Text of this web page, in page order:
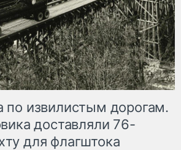
по извилистым дорогам.
доставляли 76-
для флагштока